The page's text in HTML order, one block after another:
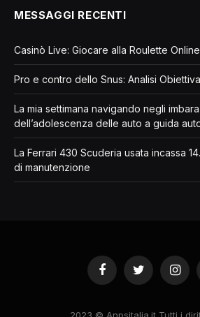
MESSAGGI RECENTI
Casinò Live: Giocare alla Roulette
Pro e contro dello Snus: Analisi
La mia settimana navigando negli
dell’adolescenza delle auto a guida
La Ferrari 430 Scuderia usata incassa
di manutenzione
FacebookTwitter
2023 © Anpsitalia.it Tutti i